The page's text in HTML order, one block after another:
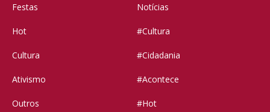
Festas
Hot
Cultura
Ativismo
Outros
Notícias
#Cultura
#Cidadania
#Acontece
#Hot